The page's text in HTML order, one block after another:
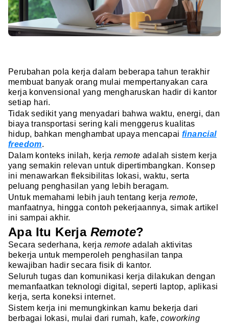
Perubahan pola kerja dalam beberapa tahun terakhir
membuat banyak orang mulai mempertanyakan cara
kerja konvensional yang mengharuskan hadir di kantor
setiap hari.
Tidak sedikit yang menyadari bahwa waktu, energi, dan
biaya transportasi sering kali menggerus kualitas
hidup, bahkan menghambat upaya mencapai financial
freedom.
Dalam konteks inilah, kerjaremote adalah sistem kerja
yang semakin relevan untuk dipertimbangkan. Konsep
ini menawarkan fleksibilitas lokasi, waktu, serta
peluang penghasilan yang lebih beragam.
Untuk memahami lebih jauh tentang kerja remote,
manfaatnya, hingga contoh pekerjaannya, simak artikel
ini sampai akhir.
Apa Itu Kerja Remote?
Secara sederhana, kerja remote adalah aktivitas
bekerja untuk memperoleh penghasilan tanpa
kewajiban hadir secara fisik di kantor.
Seluruh tugas dan komunikasi kerja dilakukan dengan
memanfaatkan teknologi digital, seperti laptop, aplikasi
kerja, serta koneksi internet.
Sistem kerja ini memungkinkan kamu bekerja dari
berbagai lokasi, mulai dari rumah, kafe,coworking